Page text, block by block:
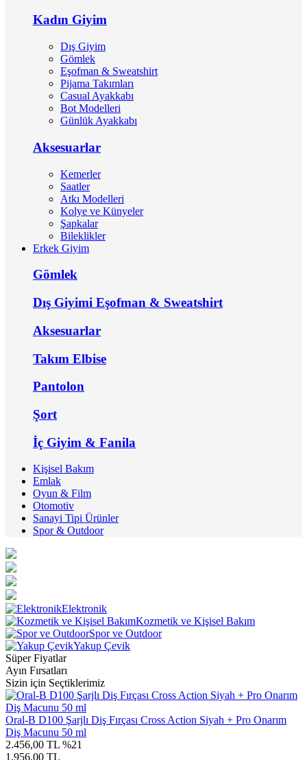
Kadın Giyim
Dış Giyim
Gömlek
Eşofman & Sweatshirt
Pijama Takımları
Casual Ayakkabı
Bot Modelleri
Günlük Ayakkabı
Aksesuarlar
Kemerler
Saatler
Atkı Modelleri
Kolye ve Künyeler
Şapkalar
Bileklikler
Erkek Giyim
Gömlek
Dış Giyimi Eşofman & Sweatshirt
Aksesuarlar
Takım Elbise
Pantolon
Şort
İç Giyim & Fanila
Kişisel Bakım
Emlak
Oyun & Film
Otomotiv
Sanayi Tipi Ürünler
Spor & Outdoor
Elektronik
Kozmetik ve Kişisel Bakım
Spor ve Outdoor
Yakup Çevik
Süper Fiyatlar
Ayın Fırsatları
Sizin için Seçtiklerimiz
Oral-B D100 Şarjlı Diş Fırçası Cross Action Siyah + Pro Onarım
Diş Macunu 50 ml
2.456,00 TL %21
1.956,00 TL